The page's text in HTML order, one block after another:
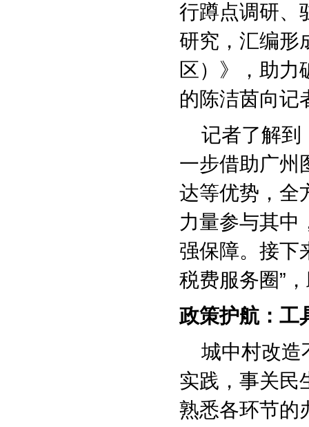
行蹲点调研、
研究，汇编形
区）》，助力
的陈洁茵向记
记者了解到
一步借助广州
达等优势，全
力量参与其中
强保障。接下
税费服务圈”
政策护航：工
城中村改造
实践，事关民
熟悉各环节的